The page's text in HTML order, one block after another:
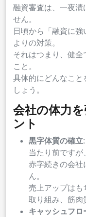
融資審査は、一夜漬
せん。
日頃から「融資に
よりの対策。
それはつまり、健
こと。
具体的にどんなこと
しょう。
会社の体力
ント
黒字体質の確立:
当たり前ですが
赤字続きの会社
ん。
売上アップはも
取り組み、筋肉
キャッシュフロ